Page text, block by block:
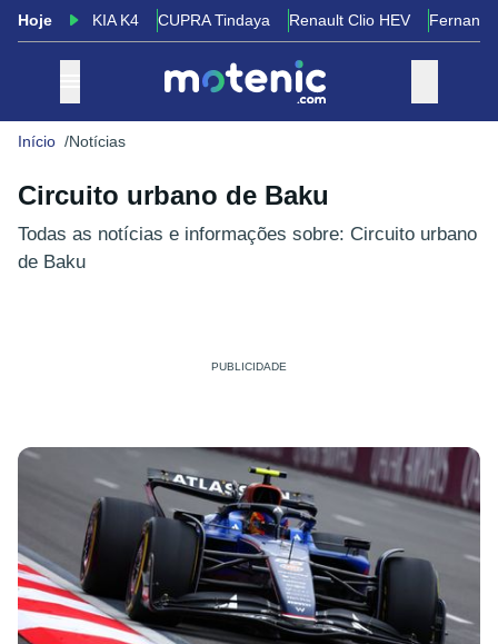
Hoje KIA K4 CUPRA Tindaya Renault Clio HEV
Início Notícias
Circuito urbano de Baku
Todas as notícias e informações sobre: Circuito urbano
de Baku